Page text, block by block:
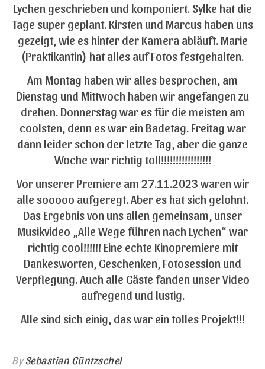
Lychen geschrieben und komponiert. Sylke hat die
Tage super geplant. Kirsten und Marcus haben uns
gezeigt, wie es hinter der Kamera abläuft. Marie
(Praktikantin) hat alles auf Fotos festgehalten.
Am Montag haben wir alles besprochen, am
Dienstag und Mittwoch haben wir angefangen zu
drehen. Donnerstag war es für die meisten am
coolsten, denn es war ein Badetag. Freitag war
dann leider schon der letzte Tag, aber die ganze
Woche war richtig toll!!!!!!!!!!!!!!!!!
Vor unserer Premiere am 27.11.2023 waren wir
alle sooooo aufgeregt. Aber es hat sich gelohnt.
Das Ergebnis von uns allen gemeinsam, unser
Musikvideo „Alle Wege führen nach Lychen“ war
richtig cool!!!!!! Eine echte Kinopremiere mit
Dankesworten, Geschenken, Fotosession und
Verpflegung. Auch alle Gäste fanden unser Video
aufregend und lustig.
Alle sind sich einig, das war ein tolles Projekt!!!
BySebastian Güntzschel